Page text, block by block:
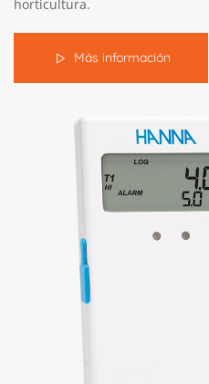
horticultura.
Más información